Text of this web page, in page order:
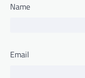
Name
Email